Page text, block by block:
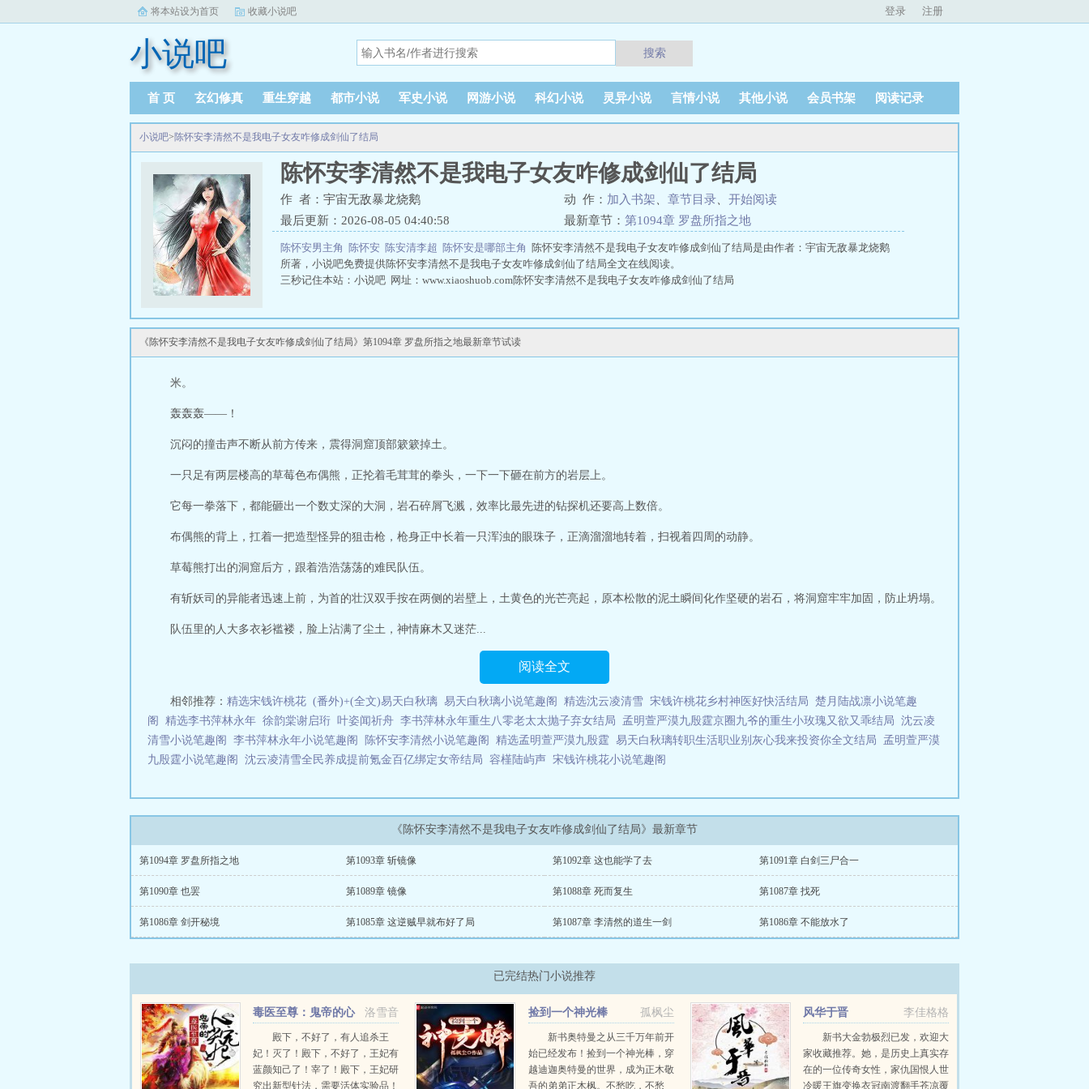
将本站设为首页 收藏小说吧 登录 注册
小说吧 搜索
首 页 玄幻修真 重生穿越 都市小说 军史小说 网游小说 科幻小说 灵异小说 言情小说 其他小说 会员书架 阅读记录
小说吧> 陈怀安李清然不是我电子女友咋修成剑仙了结局
陈怀安李清然不是我电子女友咋修成剑仙了结局
作 者：宇宙无敌暴龙烧鹅 动 作： 加入书架 章节目录
开始阅读
最后更新：2026-08-05 04:40:58
最新章节： 第1094章 罗盘所指之地
陈怀安男主角 陈怀安 陈安清李超 陈怀安是哪部主角 陈怀安李清然不是我电子女友咋修成剑仙了结局是由作者：宇宙无敌暴龙烧鹅
所著，小说吧免费提供陈怀安李清然不是我电子女友咋修成剑仙了结局全文在线阅读。
三秒记住本站：小说吧 网址：www.xiaoshuob.com陈怀安李清然不是我电子女友咋修成剑仙了结局
《陈怀安李清然不是我电子女友咋修成剑仙了结局》第1094章 罗盘所指之地最新章节试读
米。
轰轰轰——！
沉闷的撞击声不断从前方传来，震得洞窟顶部簌簌掉土。
一只足有两层楼高的草莓色布偶熊，正抡着毛茸茸的拳头，一下一下砸在前方的岩层上。
它每一拳落下，都能砸出一个数丈深的大洞，岩石碎屑飞溅，效率比最先进的钻探机还要高上数倍。
布偶熊的背上，扛着一把造型怪异的狙击枪，枪身正中长着一只浑浊的眼珠子，正滴溜溜地转着，扫视着四周的动静。
草莓熊打出的洞窟后方，跟着浩浩荡荡的难民队伍。
有斩妖司的异能者迅速上前，为首的壮汉双手按在两侧的岩壁上，土黄色的光芒亮起，原本松散的泥土瞬间化作坚硬的岩石，将洞窟牢牢加固，防止坍塌。
队伍里的人大多衣衫褴褛，脸上沾满了尘土，神情麻木又迷茫...
阅读全文
相邻推荐： 精选宋钱许桃花 (番外)+(全文)易天白秋璃 易天白秋璃小说笔趣阁 精选沈云凌清雪 宋钱许桃花乡村神医好快活结局 楚月陆战凛小说笔趣
阁
精选李书萍林永年 徐韵棠谢启珩 叶姿闻祈舟 李书萍林永年重生八零老太太抛子弃女结局 孟明萱严漠九殷霆京圈九爷的重生小玫瑰又欲又乖结局 沈云凌
清雪小说笔趣阁
李书萍林永年小说笔趣阁 陈怀安李清然小说笔趣阁 精选孟明萱严漠九殷霆 易天白秋璃转职生活职业别灰心我来投资你全文结局
孟明萱严漠
九殷霆小说笔趣阁
沈云凌清雪全民养成提前氪金百亿绑定女帝结局 容槿陆屿声 宋钱许桃花小说笔趣阁
《陈怀安李清然不是我电子女友咋修成剑仙了结局》最新章节
第1094章 罗盘所指之地 第1093章 斩镜像 第1092章 这也能学了去 第1091章 白剑三尸合一
第1090章 也罢 第1089章 镜像 第1088章 死而复生 第1087章 找死
第1086章 剑开秘境 第1085章 这逆贼早就布好了局 第1087章 李清然的道生一剑 第1086章 不能放水了
已完结热门小说推荐
洛雪音
毒医至尊：鬼帝的心
尖宠妃殿下，不好了，有人追杀王
妃！灭了！殿下，不好了，王妃有
蓝颜知己了！宰了！殿下，王妃研
究出新型针法，需要活体实验品！
孤枫尘
捡到一个神光棒
新书奥特曼之从三千万年前开
始已经发布！捡到一个神光棒，穿
越迪迦奥特曼的世界，成为正木敬
吾的弟弟正木枫。不愁吃，不愁
李佳格格
风华于晋
新书大金勃极烈已发，欢迎大
家收藏推荐。她，是历史上真实存
在的一位传奇女性，家仇国恨人世
冷暖王旗变换衣冠南渡翻手苍凉覆